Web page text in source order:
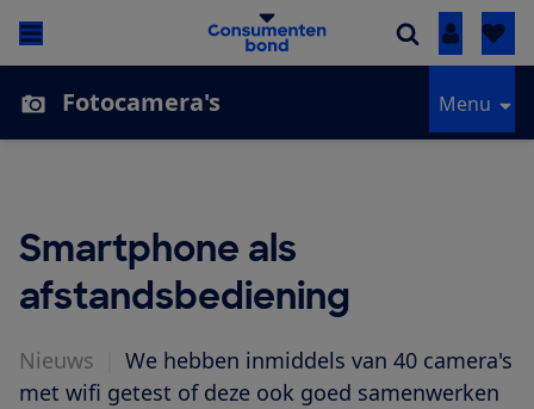
Inloggen
Fotocamera's Menu
Smartphone als
afstandsbediening
Nieuws
We hebben inmiddels van 40 camera's
met wifi getest of deze ook goed samenwerken